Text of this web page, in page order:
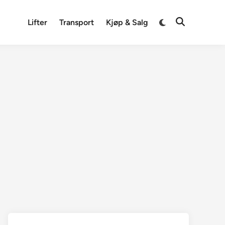
Lifter Transport Kjøp & Salg
Switch
Open